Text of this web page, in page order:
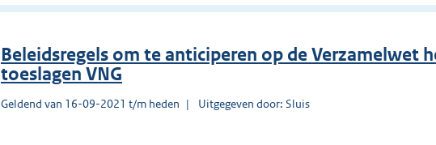
Beleidsregels om te anticiperen op de Verzamelwet
toeslagen VNG
Geldend van 16-09-2021 t/m heden Uitgegeven door: Sluis